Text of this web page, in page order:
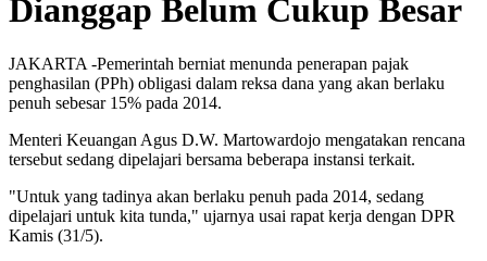
Dianggap Belum Cukup Besar
JAKARTA -Pemerintah berniat menunda penerapan pajak
penghasilan (PPh) obligasi dalam reksa dana yang akan berlaku
penuh sebesar 15% pada 2014.
Menteri Keuangan Agus D.W. Martowardojo mengatakan rencana
tersebut sedang dipelajari bersama beberapa instansi terkait.
"Untuk yang tadinya akan berlaku penuh pada 2014, sedang
dipelajari untuk kita tunda," ujarnya usai rapat kerja dengan DPR
Kamis (31/5).